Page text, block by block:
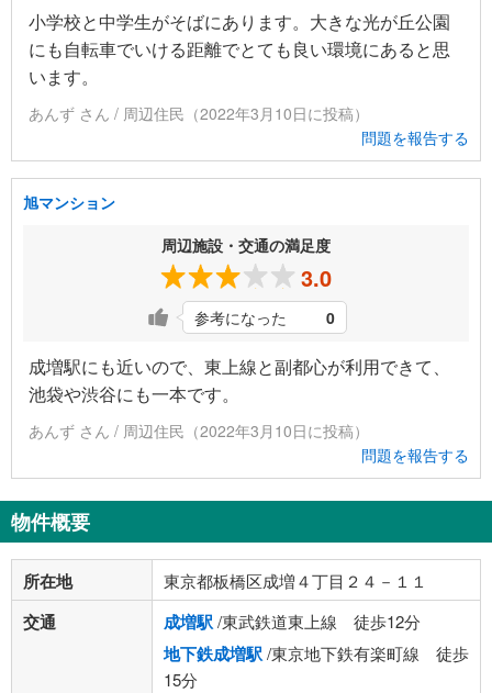
小学校と中学生がそばにあります。大きな光が丘公園
にも自転車でいける距離でとても良い環境にあると思
います。
あんず さん / 周辺住民（2022年3月10日に投稿）
問題を報告する
旭マンション
周辺施設・交通の満足度
3.0
参考になった 0
成増駅にも近いので、東上線と副都心が利用できて、
池袋や渋谷にも一本です。
あんず さん / 周辺住民（2022年3月10日に投稿）
問題を報告する
物件概要
所在地 東京都板橋区成増４丁目２４－１１
交通 成増駅/東武鉄道東上線 徒歩12分
地下鉄成増駅/東京地下鉄有楽町線 徒歩
15分